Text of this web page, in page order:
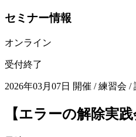
セミナー情報
オンライン
受付終了
2026年03月07日 開催 /練習会 /
【エラーの解除実